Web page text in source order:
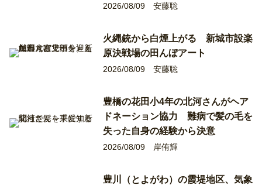
2026/08/09 安藤聡
火縄銃から白煙上がる 新城市設楽
原決戦場の田んぼアート
2026/08/09 安藤聡
豊橋の花田小4年の北河さんがヘア
ドネーション協力 難病で髪の毛を
失った自身の経験から決意
2026/08/09 岸侑輝
豊川（とよがわ）の霞堤地区、気象